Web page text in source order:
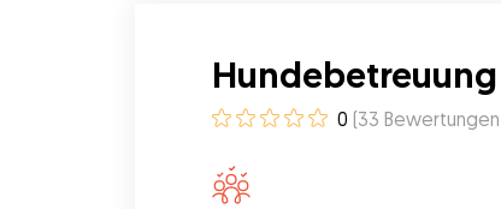
0 (33 Bewertungen